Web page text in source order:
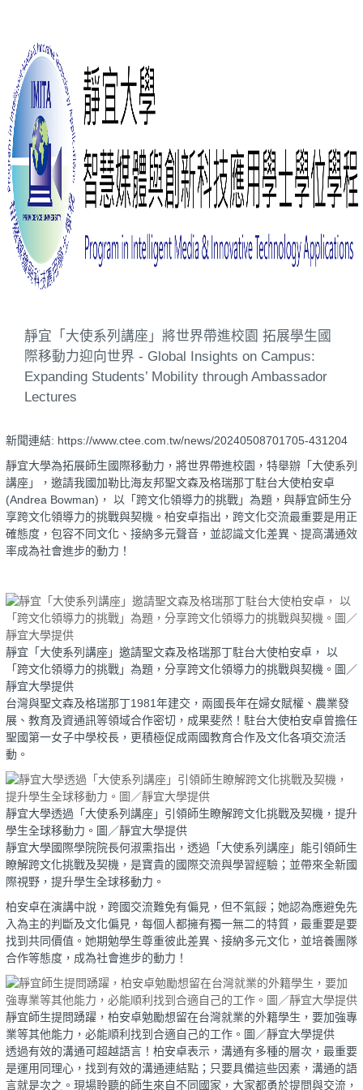
靜宜「大使系列講座」將世界帶進校園 拓展學生國
際移動力迎向世界 - Global Insights on Campus:
Expanding Students’ Mobility through Ambassador
Lectures
新聞連結: https://www.ctee.com.tw/news/20240508701705-431204
靜宜大學為拓展師生國際移動力，將世界帶進校園，特舉辦「大使系列
講座」，邀請我國加勒比海友邦聖文森及格瑞那丁駐台大使柏安卓
(Andrea Bowman)， 以「跨文化領導力的挑戰」為題，與靜宜師生分
享跨文化領導力的挑戰與契機。柏安卓指出，跨文化交流最重要是用正
確態度，包容不同文化、接納多元聲音，並認識文化差異、提高溝通效
率成為社會進步的動力！
靜宜「大使系列講座」邀請聖文森及格瑞那丁駐台大使柏安卓， 以
「跨文化領導力的挑戰」為題，分享跨文化領導力的挑戰與契機。圖／
靜宜大學提供
台灣與聖文森及格瑞那丁1981年建交，兩國長年在婦女賦權、農業發
展、教育及資通訊等領域合作密切，成果斐然！駐台大使柏安卓曾擔任
聖國第一女子中學校長，更積極促成兩國教育合作及文化各項交流活
動。
靜宜大學透過「大使系列講座」引領師生瞭解跨文化挑戰及契機，提升
學生全球移動力。圖／靜宜大學提供
靜宜大學國際學院院長何淑熏指出，透過「大使系列講座」能引領師生
瞭解跨文化挑戰及契機，是寶貴的國際交流與學習經驗；並帶來全新國
際視野，提升學生全球移動力。
柏安卓在演講中說，跨國交流難免有偏見，但不氣餒；她認為應避免先
入為主的判斷及文化偏見，每個人都擁有獨一無二的特質，最重要是要
找到共同價值。她期勉學生尊重彼此差異、接納多元文化，並培養團隊
合作等態度，成為社會進步的動力！
靜宜師生提問踴躍，柏安卓勉勵想留在台灣就業的外籍學生，要加強專
業等其他能力，必能順利找到合適自己的工作。圖／靜宜大學提供
透過有效的溝通可超越語言！柏安卓表示，溝通有多種的層次，最重要
是運用同理心，找到有效的溝通連結點；只要具備這些因素，溝通的語
言就是次之。現場聆聽的師生來自不同國家，大家都勇於提問與交流，